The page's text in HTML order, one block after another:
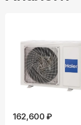
162,600 ₽